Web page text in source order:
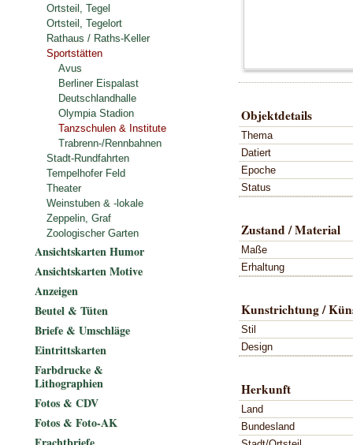
Objektdetails
Thema
Datiert
Epoche
Status
Zustand / Material
Maße
Erhaltung
Kunstrichtung /
Stil
Design
Herkunft
Land
Bundesland
Ortsteil, Tegel
Ortsteil, Tegelort
Rathaus / Raths-Keller
Sportstätten
Avus
Berliner Eispalast
Deutschlandhalle
Olympia Stadion
Tanzschulen & Institute
Trabrenn-/Rennbahnen
Stadt-Rundfahrten
Tempelhofer Feld
Theater
Weinstuben & -lokale
Zeppelin, Graf
Zoologischer Garten
Ansichtskarten Humor
Ansichtskarten Motive
Anzeigen
Beutel & Tüten
Briefe & Umschläge
Eintrittskarten
Farbdrucke &
Lithographien
Fotos & CDV
Fotos & Foto-AK